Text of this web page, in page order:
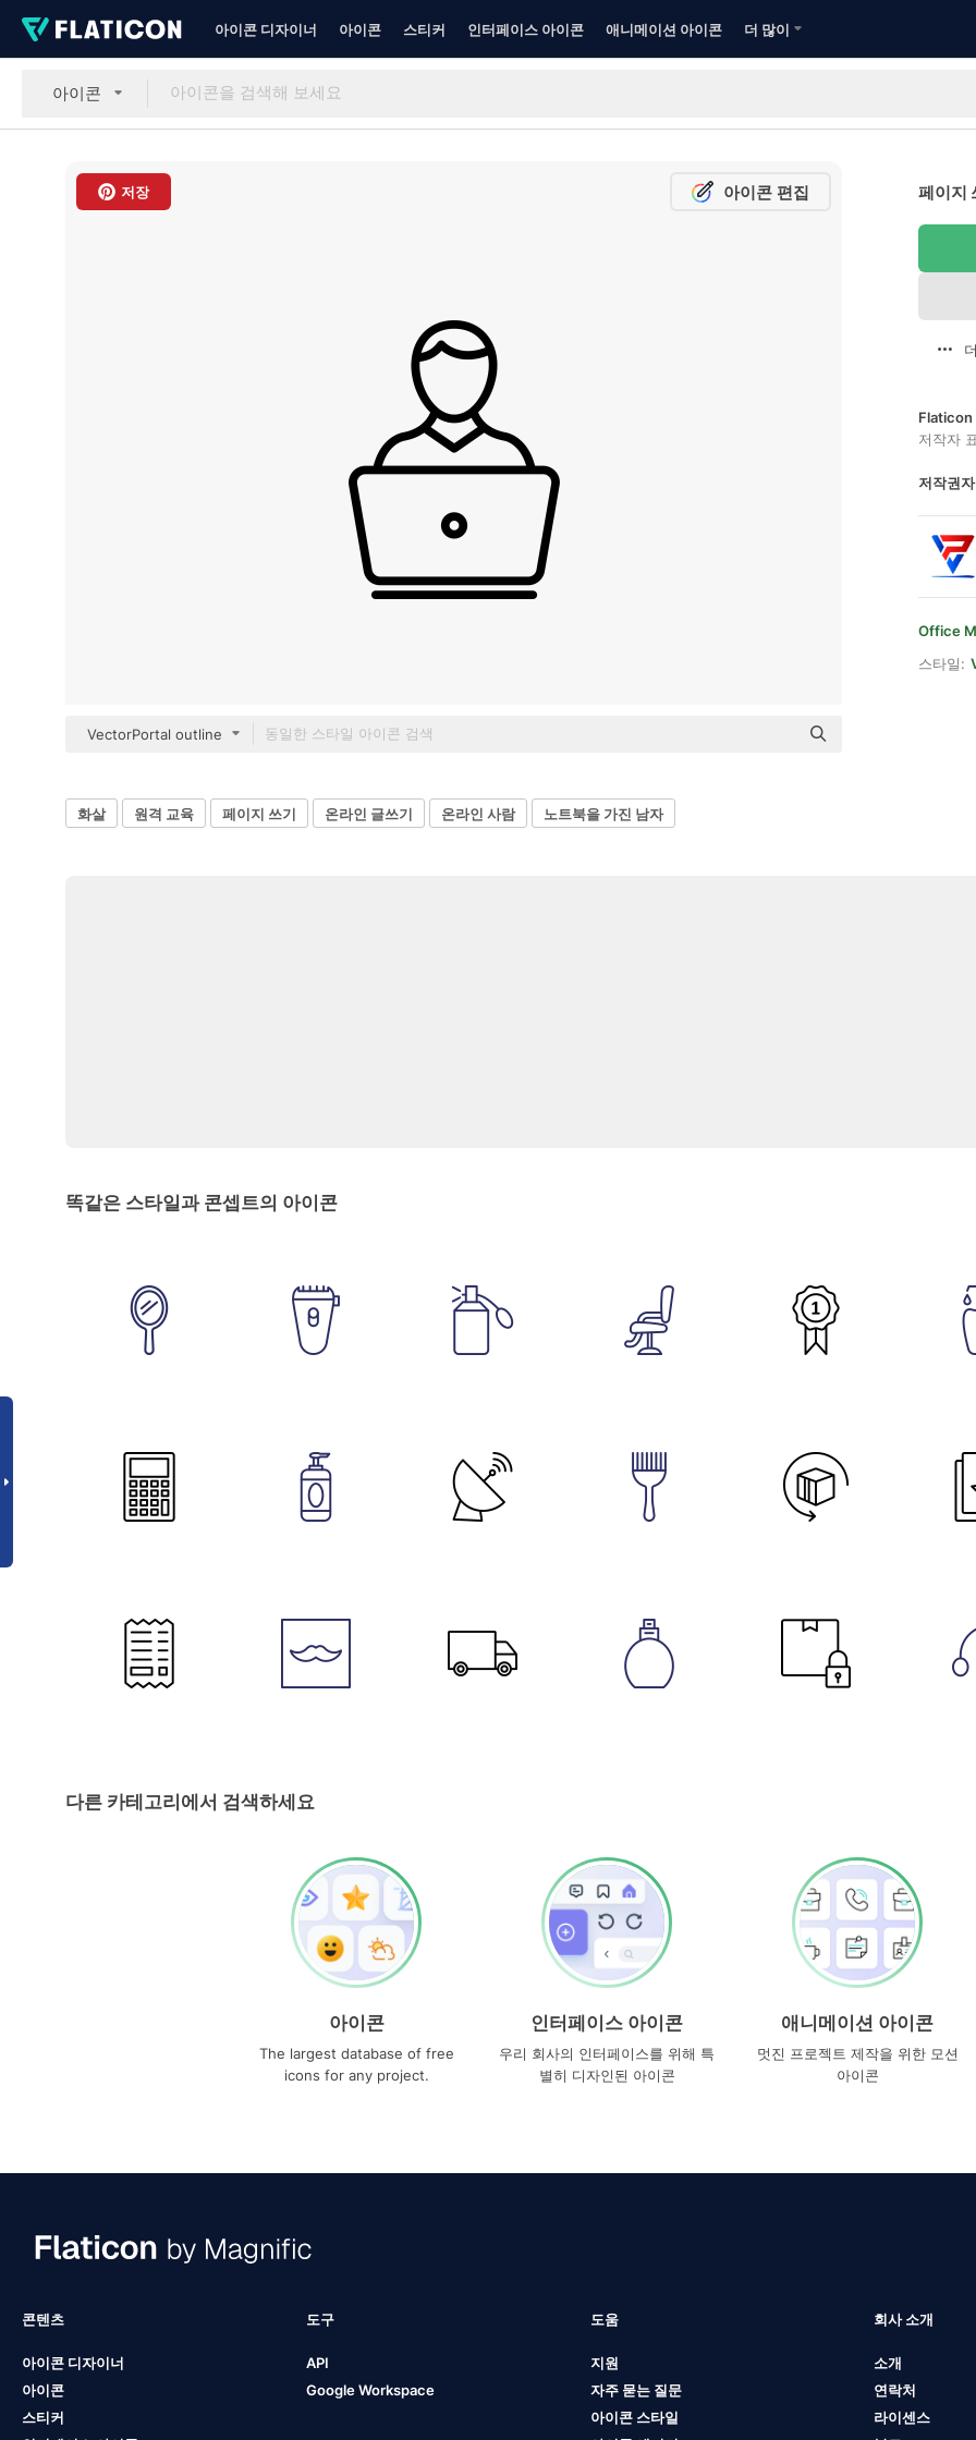
아이콘 디자이너 아이콘 스티커 인터페이스 아이콘 애니메이션 아이콘 더 많이
아이콘
저장 아이콘 편집
VectorPortal outline
페이지
Flaticon
저작자
저작권
Office
스타일:
화살 원격 교육 페이지 쓰기 온라인 글쓰기 온라인 사람 노트북을 가진 남자
똑같은 스타일과 콘셉트의 아이콘
다른 카테고리에서 검색하세요
아이콘
The largest database of free
icons for any project.
인터페이스 아이콘
우리 회사의 인터페이스를 위해 특
별히 디자인된 아이콘
애니메이션 아이콘
멋진 프로젝트 제작을 위한 모션
아이콘
콘텐츠
아이콘 디자이너
아이콘
스티커
도구
API
Google Workspace
도움
지원
자주 묻는 질문
아이콘 스타일
회사 소개
소개
연락처
라이센스